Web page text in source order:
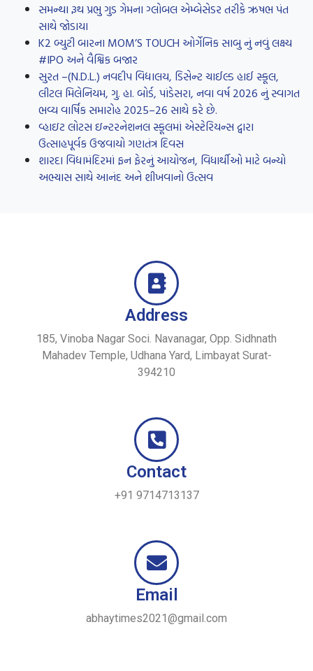
સમન્થા રૂથ પ્રભુ ગુડ ગેમના ગ્લોબલ એમ્બેસેડર તરીકે ઋષભ પંત
સાથે જોડાયા
K2 બ્યુટી બારના MOM’S TOUCH ઓર્ગેનિક સાબુ નું નવું લક્ષ્ય
#IPO અને વૈશ્વિક બજાર
સુરત –(N.D.L.) નવદીપ વિદ્યાલય, ડિસેન્ટ ચાઈલ્ડ હાઈ સ્કૂલ,
લીટલ મિલેનિયમ, ગુ. હા. બોર્ડ, પાંડેસરા, નવા વર્ષ 2026 નું સ્વાગત
ભવ્ય વાર્ષિક સમારોહ 2025–26 સાથે કરે છે.
વ્હાઇટ લોટસ ઇન્ટરનેશનલ સ્કૂલમાં એસ્ટેરિયન્સ દ્વારા
ઉત્સાહપૂર્વક ઉજવાયો ગણતંત્ર દિવસ
શારદા વિદ્યામંદિરમાં ફન ફેરનું આયોજન, વિધાર્થીઓ માટે બન્યો
અભ્યાસ સાથે આનંદ અને શીખવાનો ઉત્સવ
Address
185, Vinoba Nagar Soci. Navanagar, Opp. Sidhnath
Mahadev Temple, Udhana Yard, Limbayat Surat-
394210
Contact
+91 9714713137
Email
abhaytimes2021@gmail.com